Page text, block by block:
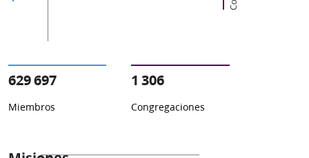
629 697
Miembros
1 306
Congregaciones